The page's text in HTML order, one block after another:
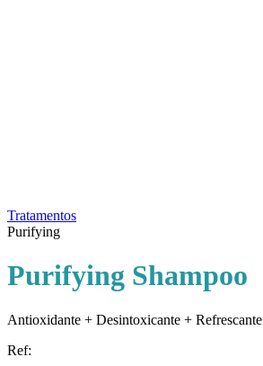
Tratamentos
Purifying
Purifying Shampoo
Antioxidante + Desintoxicante + Refrescante
Ref: